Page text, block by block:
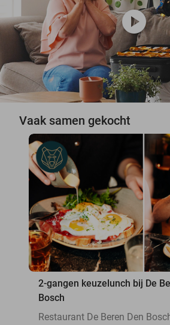
play_circle
Vaak samen gekocht
2-gangen keuzelunch bij De
Bosch
Restaurant De Beren Den